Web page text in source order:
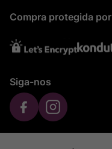
Compra protegida por
Siga-nos